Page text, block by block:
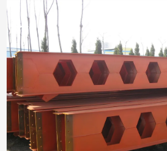
ZU
HAUSE
PRODUKTE
Co.,
Ltd..
Rights
Reserved.